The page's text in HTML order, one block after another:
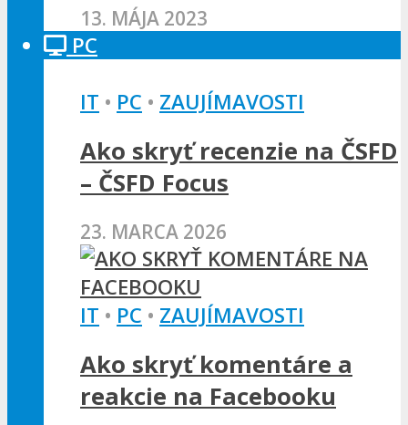
13. MÁJA 2023
PC
IT • PC • ZAUJÍMAVOSTI
Ako skryť recenzie na ČSFD
– ČSFD Focus
23. MARCA 2026
IT • PC • ZAUJÍMAVOSTI
Ako skryť komentáre a
reakcie na Facebooku